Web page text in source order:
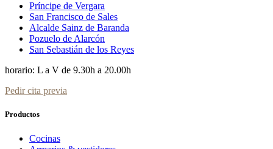
Príncipe de Vergara
San Francisco de Sales
Alcalde Sainz de Baranda
Pozuelo de Alarcón
San Sebastián de los Reyes
horario: L a V de 9.30h a 20.00h
Pedir cita previa
Productos
Cocinas